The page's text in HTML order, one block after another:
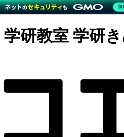
学研教室 学研
無